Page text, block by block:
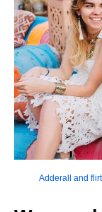
Adderall and